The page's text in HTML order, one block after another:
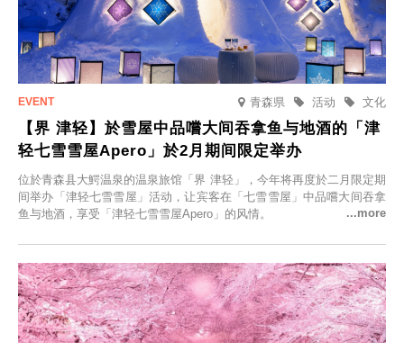
青森県 文化
活动
【界 津轻】於雪屋中品嚐大间吞拿鱼与地酒的「津
轻七雪雪屋Apero」於2月期间限定举办
位於青森县大鰐温泉的温泉旅馆「界 津轻」，今年将再度於二月限定期
间举办「津轻七雪雪屋」活动，让宾客在「七雪雪屋」中品嚐大间吞拿
鱼与地酒，享受「津轻七雪雪屋Apero」的风情。